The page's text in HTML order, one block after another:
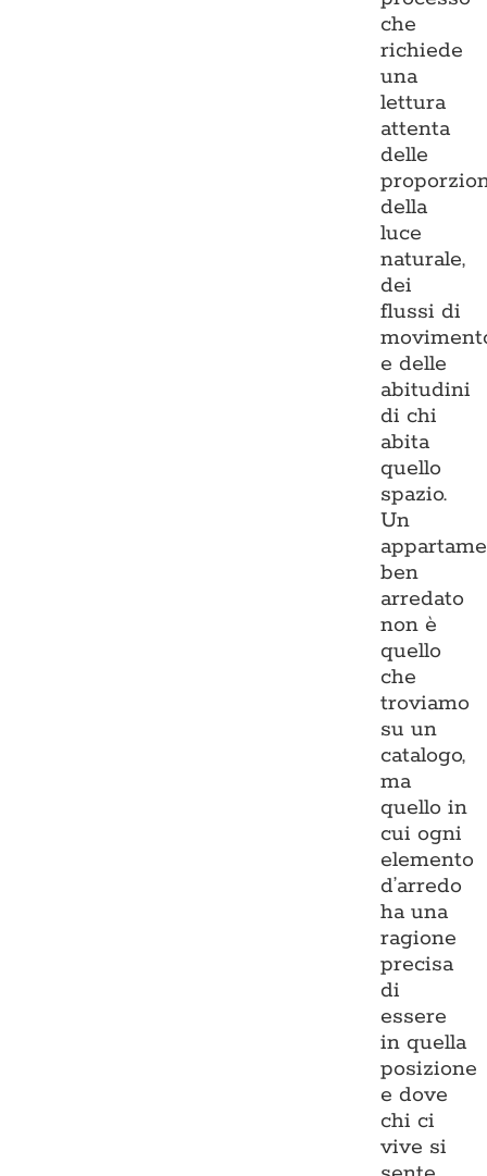
che
richiede
una
lettura
attenta
delle
della
luce
naturale,
dei
flussi di
e delle
abitudini
di chi
abita
quello
spazio.
Un
ben
arredato
non è
quello
che
troviamo
su un
catalogo,
ma
quello in
cui ogni
elemento
d’arredo
ha una
ragione
precisa
di
essere
in quella
posizione
e dove
chi ci
vive si